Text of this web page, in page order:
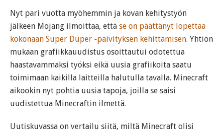
Nyt pari vuotta myöhemmin ja kovan kehitystyön
jälkeen Mojang ilmoittaa, että se on päättänyt lopettaa
kokonaan Super Duper -päivityksen kehittämisen. Yhtiön
mukaan grafiikkauudistus osoittautui odotettua
haastavammaksi työksi eikä uusia grafiikoita saatu
toimimaan kaikilla laitteilla halutulla tavalla. Minecraft
aikookin nyt pohtia uusia tapoja, joilla se saisi
uudistettua Minecraftin ilmettä.
Uutiskuvassa on vertailu siitä, miltä Minecraft olisi